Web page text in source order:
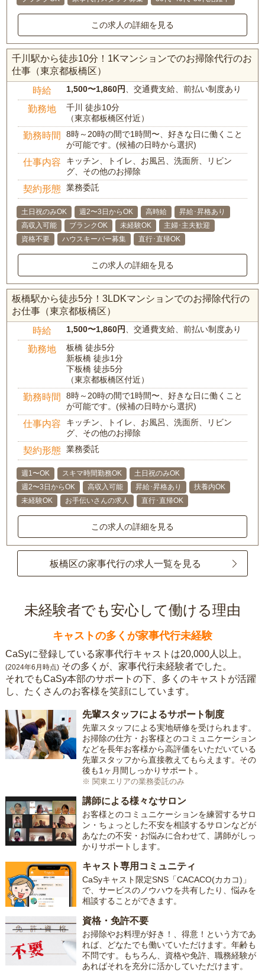
この求人の詳細を見る
千川駅から徒歩10分！1Kマンションでのお掃除代行のお
仕事（東京都板橋区）
時給 1,500〜1,860円 、交通費支給、前払い制度あり
勤務地
千川 徒歩10分
（東京都板橋区付近）
勤務時間
8時～20時の間で1時間〜、好きな日に働くこと
が可能です。(候補の日時から選択)
仕事内容
キッチン、トイレ、お風呂、洗面所、リビン
グ、その他のお掃除
契約形態 業務委託
土日祝のみOK 週2〜3日からOK 高時給
昇給･昇格あり
高収入可能
ブランクOK 未経験OK
主婦･主夫歓迎
資格不要
ハウスキーパー募集 直行･直帰OK
この求人の詳細を見る
板橋駅から徒歩5分！3LDKマンションでのお掃除代行の
お仕事（東京都板橋区）
時給 1,500〜1,860円 、交通費支給、前払い制度あり
勤務地
板橋 徒歩5分
新板橋 徒歩1分
下板橋 徒歩5分
（東京都板橋区付近）
勤務時間
8時～20時の間で1時間〜、好きな日に働くこと
が可能です。(候補の日時から選択)
仕事内容
キッチン、トイレ、お風呂、洗面所、リビン
グ、その他のお掃除
契約形態 業務委託
週1〜OK スキマ時間勤務OK
土日祝のみOK
週2〜3日からOK
高収入可能 昇給･昇格あり
扶養内OK
未経験OK
お手伝いさんの求人 直行･直帰OK
この求人の詳細を見る
板橋区の家事代行の求人一覧を見る
未経験者でも安心して働ける理由
キャストの多くが家事代行未経験
CaSyに登録している家事代行キャストは20,000人以上。
(2024年6月時点) その多くが、家事代行未経験者でした。
それでもCaSy本部のサポートの下、多くのキャストが活躍
し、たくさんのお客様を笑顔にしています。
先輩スタッフによるサポート制度
先輩スタッフによる実地研修を受けられます。
お掃除の仕方・お客様とのコミュニケーション
などを長年お客様から高評価をいただいている
先輩スタッフから直接教えてもらえます。その
後も1ヶ月間しっかりサポート。
※ 関東エリアの業務委託のみ
講師による様々なサロン
お客様とのコミュニケーションを練習するサロ
ン・ちょっとした不安を相談するサロンなどが
あなたの不安・お悩みに合わせて、講師がしっ
かりサポートします。
キャスト専用コミュニティ
CaSyキャスト限定SNS「CACACO(カカコ)」
で、サービスのノウハウを共有したり、悩みを
相談することができます。
資格・免許不要
お掃除やお料理が好き！、得意！という方であ
れば、どなたでも働いていただけます。年齢も
不問です。もちろん、資格や免許、職務経験が
あればそれを充分に活かしていただけます。